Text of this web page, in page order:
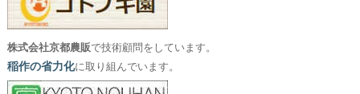
株式会社京都農販で技術顧問をしています。
稲作の省力化に取り組んでいます。